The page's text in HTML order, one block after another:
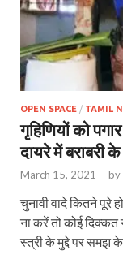
OPEN SPACE / TAMIL
गृहिणियों को
दायरे में बराबरी
March 15, 2021 - by
चुनावी वादे कितने पूरे
ना करें तो कोई
स्त्री के मुद्दे पर समझ